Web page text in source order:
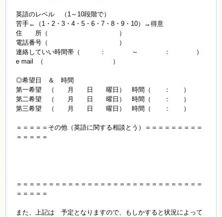
英語のレベル （1～10段階で）
苦手←（1・2・3・4・5・6・7・8・9・10）→得意
住 所（ ）
電話番号（ ）
連絡していい時間帯（ ： ～ ： ）
e mail （ ）
◎希望日 ＆ 時間
第一希望 （ 月 日 曜日） 時間（ ： ）
第二希望 （ 月 日 曜日） 時間（ ： ）
第三希望 （ 月 日 曜日） 時間（ ： ）
＝＝＝＝＝その他（英語に関する相談とう）＝＝＝＝＝＝＝＝＝
＝＝＝＝＝
＝＝＝＝＝＝＝＝＝＝＝＝＝＝＝＝＝＝＝＝＝＝＝＝＝＝＝＝＝
＝＝＝＝＝
また、上記は 予定となりますので、もしかすると状況によって